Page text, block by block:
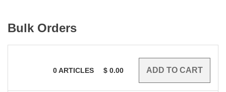
Bulk Orders
0ARTICLES $ 0.00